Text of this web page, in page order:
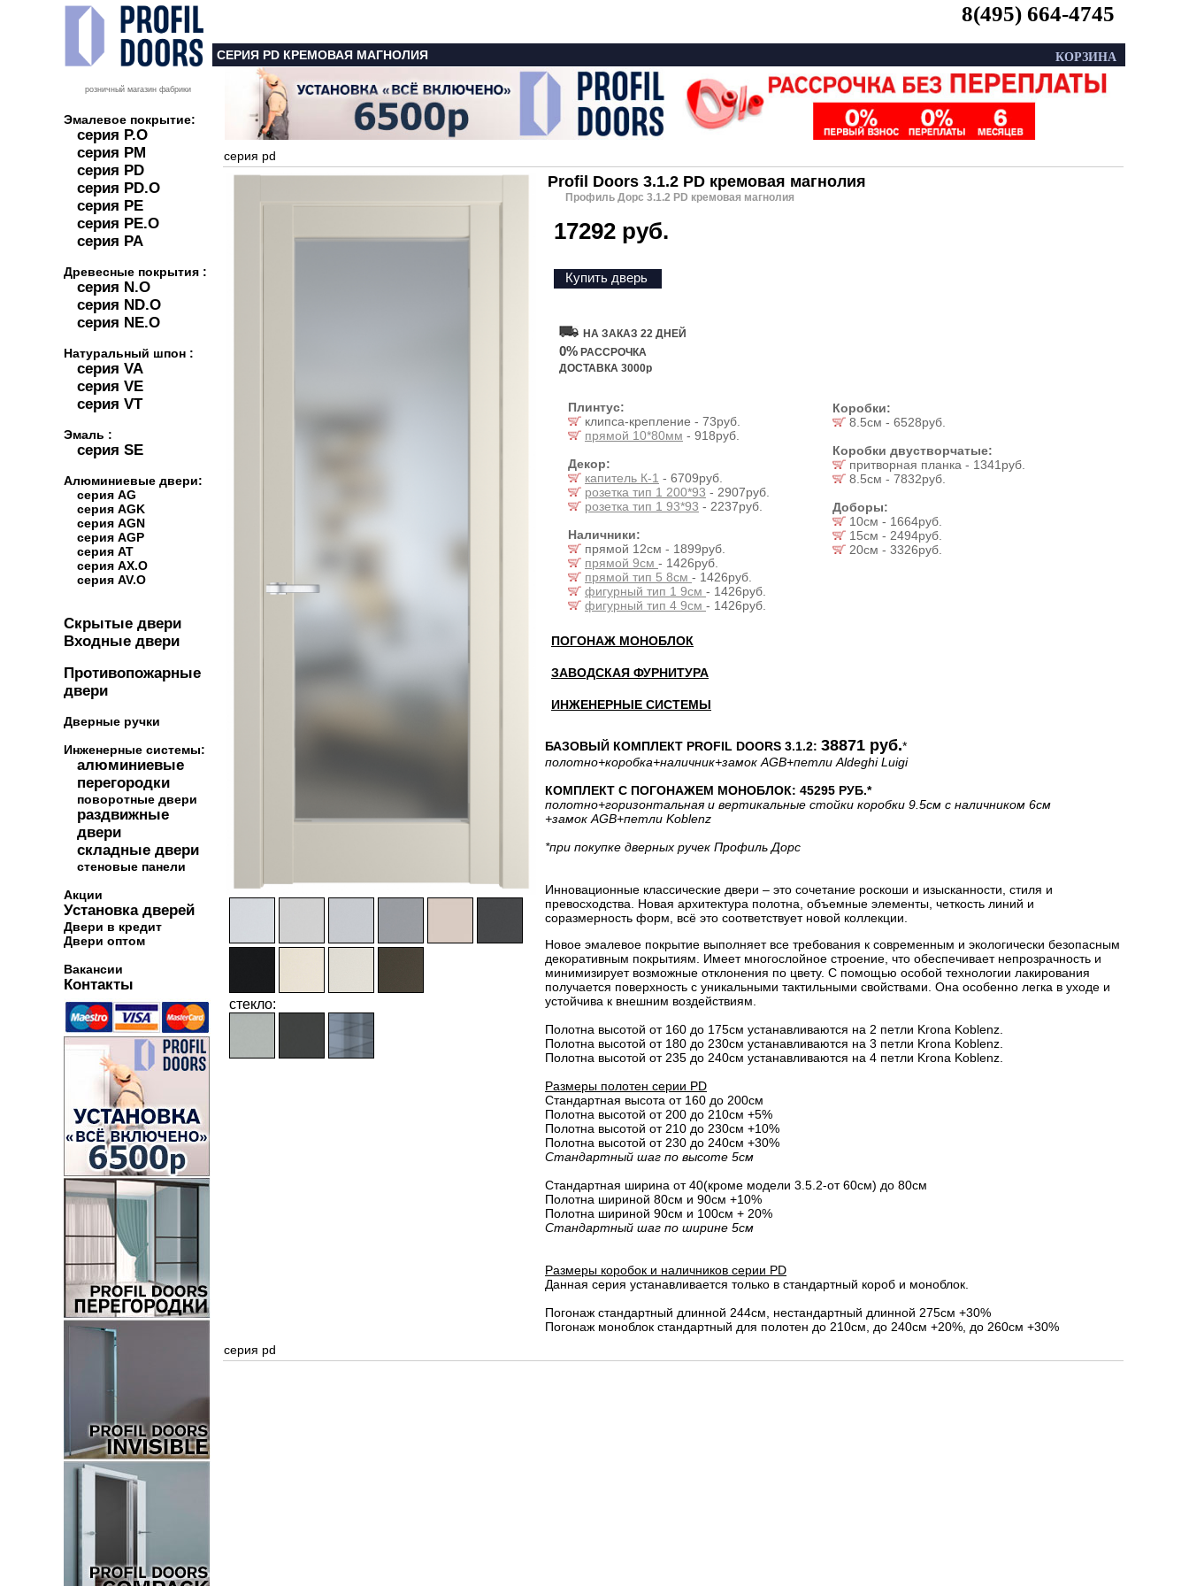
розничный магазин фабрики
Эмалевое покрытие:
серия P.O
серия PM
серия PD
серия PD.O
серия PE
серия PE.O
серия PA
Древесные покрытия :
серия N.O
серия ND.O
серия NE.O
Натуральный шпон :
серия VA
серия VE
серия VT
Эмаль :
серия SE
Алюминиевые двери:
серия AG
серия AGK
серия AGN
серия AGP
серия AT
серия AX.O
серия AV.O
Скрытые двери
Входные двери
Противопожарные
двери
Дверные ручки
Инженерные системы:
алюминиевые
перегородки
поворотные двери
раздвижные
двери
складные двери
стеновые панели
Акции
Установка дверей
Двери в кредит
Двери оптом
Вакансии
Контакты
8(495) 664-4745
КОРЗИНА
СЕРИЯ PD КРЕМОВАЯ МАГНОЛИЯ
серия pd
стекло:
Profil Doors 3.1.2 PD кремовая магнолия
Профиль Дорс 3.1.2 PD кремовая магнолия
17292 руб.
Купить дверь
НА ЗАКАЗ 22 ДНЕЙ
0% РАССРОЧКА
ДОСТАВКА 3000р
Плинтус:
клипса-крепление - 73руб.
прямой 10*80мм - 918руб.
Декор:
капитель К-1 - 6709руб.
розетка тип 1 200*93 - 2907руб.
розетка тип 1 93*93 - 2237руб.
Наличники:
прямой 12см - 1899руб.
прямой 9см - 1426руб.
прямой тип 5 8см - 1426руб.
фигурный тип 1 9см - 1426руб.
фигурный тип 4 9см - 1426руб.
Коробки:
8.5см - 6528руб.
Коробки двустворчатые:
притворная планка - 1341руб.
8.5см - 7832руб.
Доборы:
10см - 1664руб.
15см - 2494руб.
20см - 3326руб.
ПОГОНАЖ МОНОБЛОК
ЗАВОДСКАЯ ФУРНИТУРА
ИНЖЕНЕРНЫЕ СИСТЕМЫ
БАЗОВЫЙ КОМПЛЕКТ PROFIL DOORS 3.1.2: 38871 руб.*
полотно+коробка+наличник+замок AGB+петли Aldeghi Luigi
КОМПЛЕКТ С ПОГОНАЖЕМ МОНОБЛОК: 45295 РУБ.*
полотно+горизонтальная и вертикальные стойки коробки 9.5см с наличником 6см
+замок AGB+петли Koblenz
*при покупке дверных ручек Профиль Дорс
Инновационные классические двери – это сочетание роскоши и изысканности, стиля и
превосходства. Новая архитектура полотна, объемные элементы, четкость линий и
соразмерность форм, всё это соответствует новой коллекции.
Новое эмалевое покрытие выполняет все требования к современным и экологически безопасным
декоративным покрытиям. Имеет многослойное строение, что обеспечивает непрозрачность и
минимизирует возможные отклонения по цвету. С помощью особой технологии лакирования
получается поверхность с уникальными тактильными свойствами. Она особенно легка в уходе и
устойчива к внешним воздействиям.
Полотна высотой от 160 до 175см устанавливаются на 2 петли Krona Koblenz.
Полотна высотой от 180 до 230см устанавливаются на 3 петли Krona Koblenz.
Полотна высотой от 235 до 240см устанавливаются на 4 петли Krona Koblenz.
Размеры полотен серии PD
Стандартная высота от 160 до 200см
Полотна высотой от 200 до 210см +5%
Полотна высотой от 210 до 230см +10%
Полотна высотой от 230 до 240см +30%
Стандартный шаг по высоте 5см
Стандартная ширина от 40(кроме модели 3.5.2-от 60см) до 80см
Полотна шириной 80cм и 90cм +10%
Полотна шириной 90см и 100см + 20%
Стандартный шаг по ширине 5см
Размеры коробок и наличников серии PD
Данная серия устанавливается только в стандартный короб и моноблок.
Погонаж стандартный длинной 244см, нестандартный длинной 275см +30%
Погонаж моноблок стандартный для полотен до 210см, до 240см +20%, до 260см +30%
серия pd